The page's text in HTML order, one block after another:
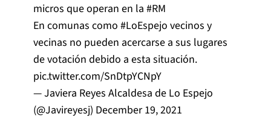
micros que operan en la #RM
En comunas como #LoEspejo vecinos y
vecinas no pueden acercarse a sus lugares
de votación debido a esta situación.
pic.twitter.com/SnDtpYCNpY
— Javiera Reyes Alcaldesa de Lo Espejo
(@Javireyesj) December 19, 2021